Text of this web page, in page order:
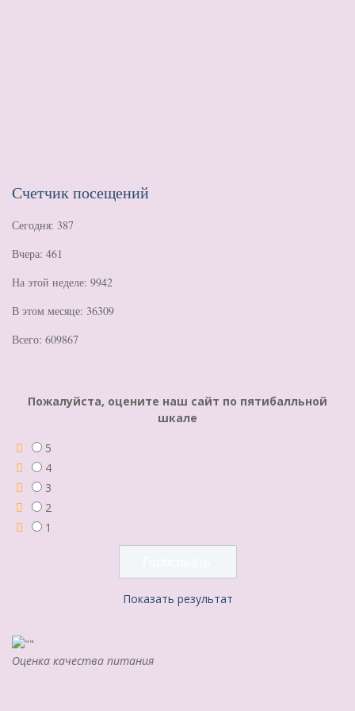
Счетчик посещений
Сегодня: 387
Вчера: 461
На этой неделе: 9942
В этом месяце: 36309
Всего: 609867
Пожалуйста, оцените наш сайт по пятибалльной
шкале
5
4
3
2
1
Показать результат
Оценка качества питания